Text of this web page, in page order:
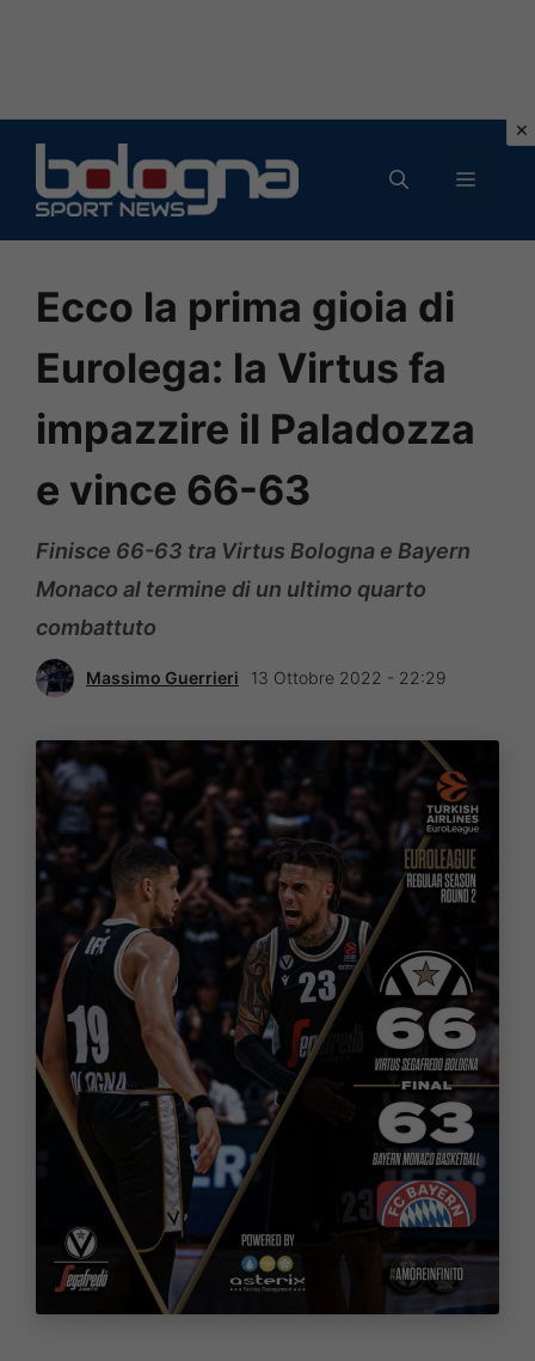
contenuto
MENU
Ecco la prima gioia di
Eurolega: la Virtus fa
impazzire il Paladozza
e vince 66-63
Finisce 66-63 tra Virtus Bologna e Bayern
Monaco al termine di un ultimo quarto
combattuto
Massimo Guerrieri 13 Ottobre 2022 - 22:29